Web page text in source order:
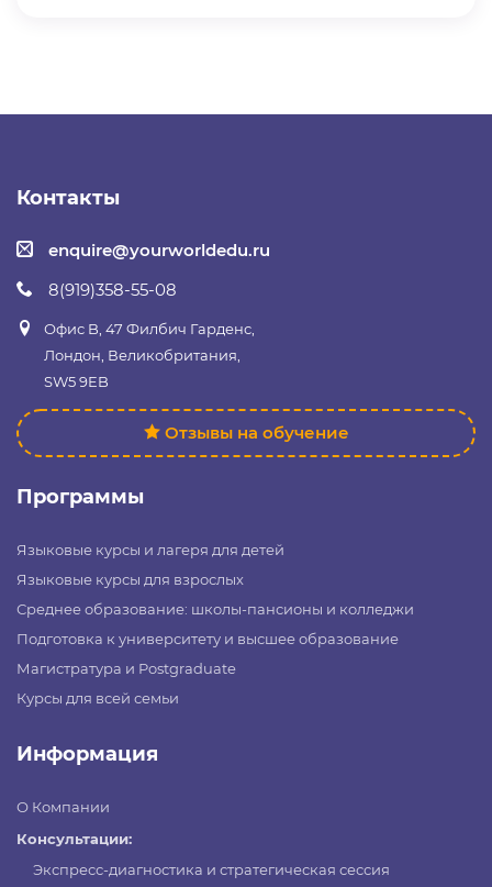
Контакты
enquire@yourworldedu.ru
8(919)358-55-08
Офис B, 47 Филбич Гарденс,
Лондон, Великобритания,
SW5 9EB
Отзывы на обучение
Программы
Языковые курсы и лагеря для детей
Языковые курсы для взрослых
Среднее образование: школы-пансионы и колледжи
Подготовка к университету и высшее образование
Магистратура и Postgraduate
Курсы для всей семьи
Информация
О Компании
Консультации:
Экспресс-диагностика и стратегическая сессия